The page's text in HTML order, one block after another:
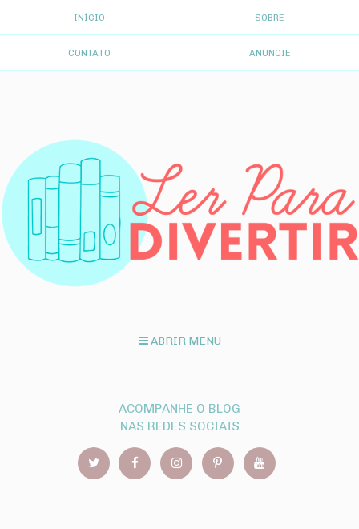
INÍCIO SOBRE
CONTATO ANUNCIE
ABRIR MENU
ACOMPANHE O BLOG
NAS REDES SOCIAIS